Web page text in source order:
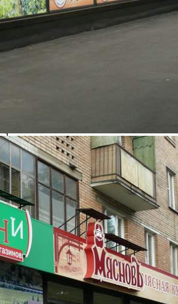
Характеристики помещения
№ объявления
Дата размещения
20.01.2020
1
Предлагается
Аренда
Желаемый / подходящий вид деятельности
Не указан
Назначение
Торговое
Размер площади (м2)
210
Цена за помещение
420 000 руб.
Цена за 1 кв. м
24 000 руб.
О помещении